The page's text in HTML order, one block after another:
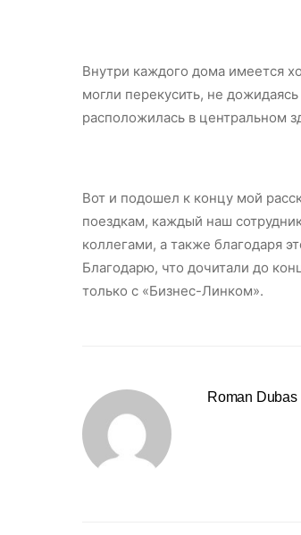
Внутри каждого дома имеется
могли перекусить, не
расположилась в центральном
Вот и подошел к концу мой
поездкам, каждый наш
коллегами, а также благодаря
Благодарю, что дочитали до
только с «Бизнес-Линком».
Roman Dubas